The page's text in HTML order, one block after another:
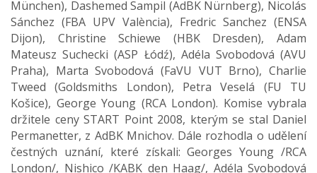
München), Dashemed Sampil (AdBK Nürnberg), Nicolás
Sánchez (FBA UPV València), Fredric Sanchez (ENSA
Dijon), Christine Schiewe (HBK Dresden), Adam
Mateusz Suchecki (ASP Łódź), Adéla Svobodová (AVU
Praha), Marta Svobodová (FaVU VUT Brno), Charlie
Tweed (Goldsmiths London), Petra Veselá (FU TU
Košice), George Young (RCA London). Komise vybrala
držitele ceny START Point 2008, kterým se stal Daniel
Permanetter, z AdBK Mnichov. Dále rozhodla o udělení
čestných uznání, které získali: Georges Young /RCA
London/, Nishico /KABK den Haag/, Adéla Svobodová